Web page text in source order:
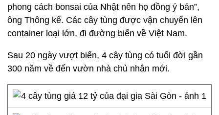
phong cách bonsai của Nhật nên họ đồng ý bán”,
ông Thông kể. Các cây tùng được vận chuyển lên
container loại lớn, đi đường biển về Việt Nam.
Sau 20 ngày vượt biển, 4 cây tùng có tuổi đời gần
300 năm về đến vườn nhà chủ nhân mới.